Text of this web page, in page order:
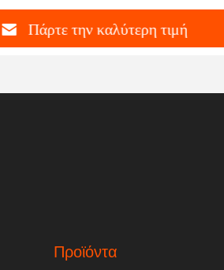
Πάρτε την καλύτερη τιμή
Προϊόντα